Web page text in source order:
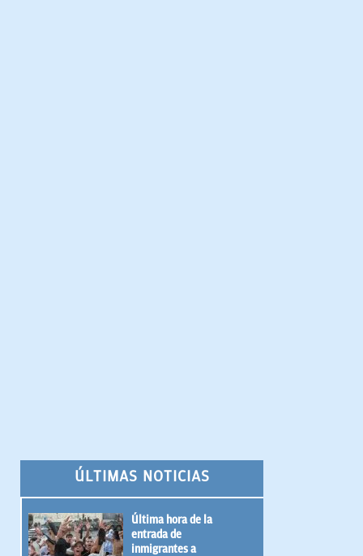
ÚLTIMAS NOTICIAS
Última hora de la
entrada de
inmigrantes a